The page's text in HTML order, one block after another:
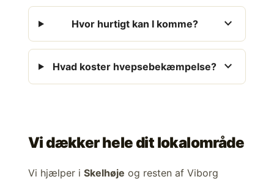
Hvor hurtigt kan I komme? expand_more
Hvad koster hvepsebekæmpelse? expand_more
Vi dækker hele dit lokalområde
Vi hjælper i Skelhøje og resten af Viborg